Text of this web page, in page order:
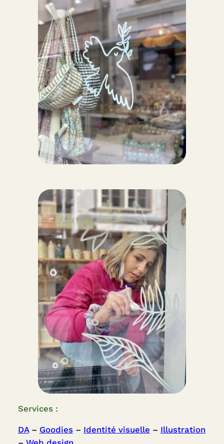
Services :
DA – Goodies – Identité visuelle – Illustration